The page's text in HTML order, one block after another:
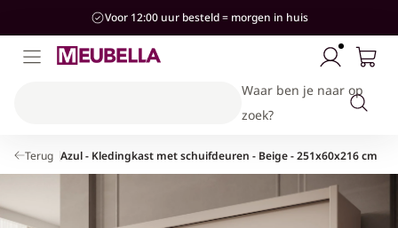
Voor 12:00 uur besteld = morgen in huis
Waar ben je naar op
zoek?
Woonkamer
Banken & Stoelen
Slaapkamer
Bedden
Kinderkamer
Bedden
Kasten & Opbergen
Stijlen
Industrieel
Terug Azul - Kledingkast met schuifdeuren - Beige - 251x60x216 cm